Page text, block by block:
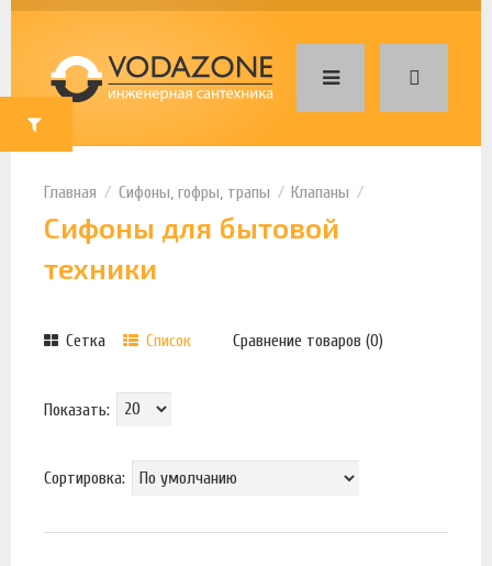
Сифоны, гофры, трапы Клапаны
Сифоны для бытовой
техники
Сетка Список Сравнение товаров (0)
Показать:
Сортировка: